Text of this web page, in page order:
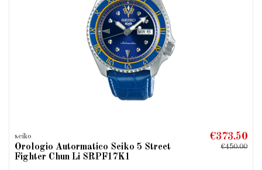
seiko
Orologio Autormatico Seiko 5 Street
Fighter Chun Li SRPF17K1
€373.50
€450.00